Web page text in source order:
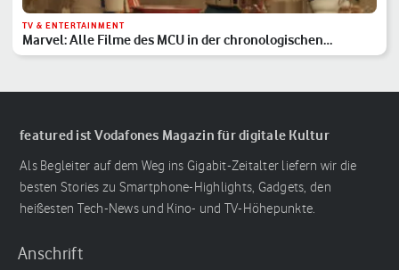
TV & ENTERTAINMENT
Marvel: Alle Filme des MCU in der chronologischen
Reihenfolge
featured ist Vodafones Magazin für digitale Kultur
Als Begleiter auf dem Weg ins Gigabit-Zeitalter liefern wir die
besten Stories zu Smartphone-Highlights, Gadgets, den
heißesten Tech-News und Kino- und TV-Höhepunkte.
Anschrift